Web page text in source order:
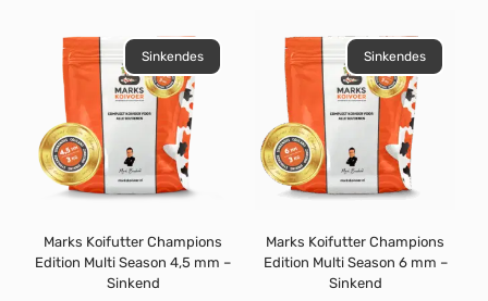
Sinkendes
Marks Koifutter Champions
Edition Multi Season 4,5 mm –
Sinkend
Sinkendes
Marks Koifutter Champions
Edition Multi Season 6 mm –
Sinkend